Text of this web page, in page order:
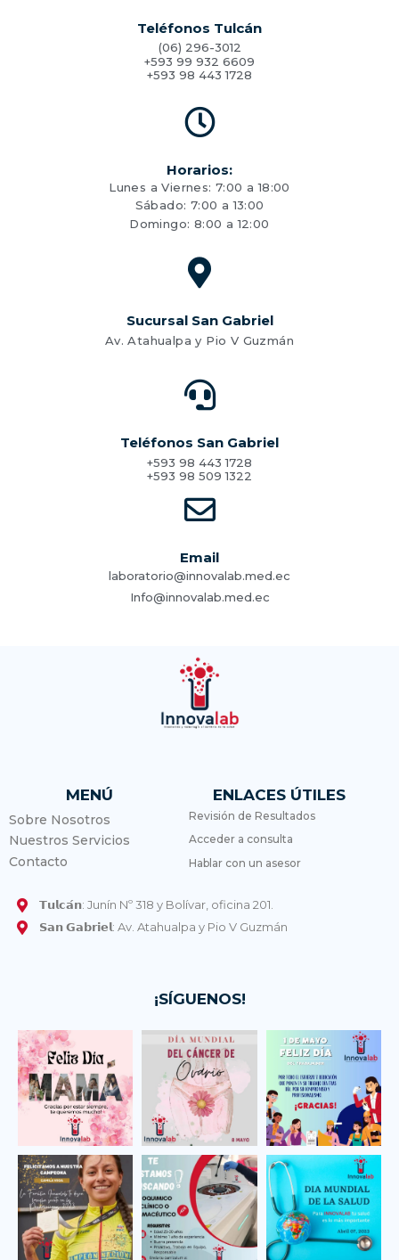
Teléfonos Tulcán
(06) 296-3012
+593 99 932 6609
+593 98 443 1728
Horarios:
Lunes a Viernes: 7:00 a 18:00
Sábado: 7:00 a 13:00
Domingo: 8:00 a 12:00
Sucursal San Gabriel
Av. Atahualpa y Pio V Guzmán
Teléfonos San Gabriel
+593 98 443 1728
+593 98 509 1322
Email
laboratorio@innovalab.med.ec
Info@innovalab.med.ec
MENÚ
Sobre Nosotros
Nuestros Servicios
Contacto
𝗧𝘂𝗹𝗰𝗮́𝗻: Junín Nº 318 y Bolívar, oficina 201.
𝗦𝗮𝗻 𝗚𝗮𝗯𝗿𝗶𝗲𝗹: Av. Atahualpa y Pio V Guzmán
ENLACES ÚTILES
Revisión de Resultados
Acceder a consulta
Hablar con un asesor
¡SÍGUENOS!
laboratorio.innovala
b
May 14
laboratorio.innovala
b
May 8
laboratorio.innovala
b
May 1
laboratorio.innovala
Abr 13
laboratorio.innovala
b
Abr 12
laboratorio.innovala